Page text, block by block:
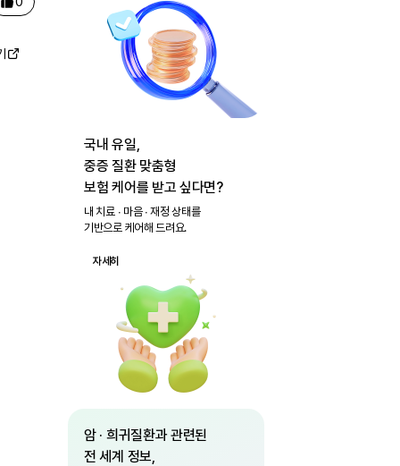
국내 유일,
중증 질환 맞춤형
보험 케어를 받고 싶다면?
내 치료 ∙ 마음 ∙ 재정 상태를
기반으로 케어해 드려요.
자세히
암 · 희귀질환과 관련된
전 세계 정보,